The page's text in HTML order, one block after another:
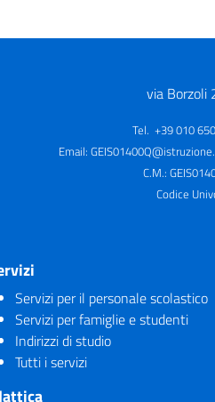
via Borzoli
Tel. +39 010
Email:
C.M.:
Codice
Servizi per il personale scolastico
Servizi per famiglie e studenti
Indirizzi di studio
Tutti i servizi